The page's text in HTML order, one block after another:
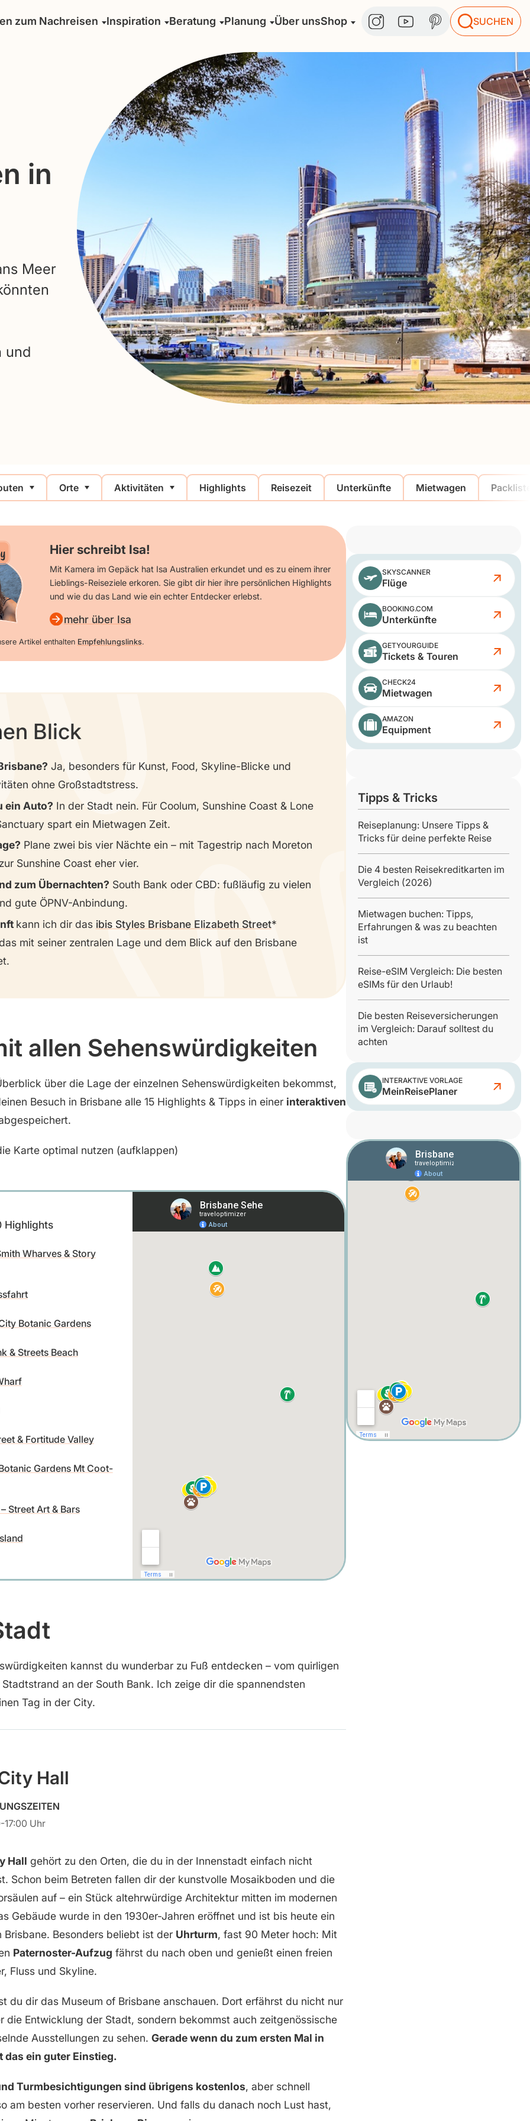
zum Nachreisen Inspiration Beratung Planung Über unsShop SUCHEN
in
Meer
und
Orte Aktivitäten Highlights Reisezeit Unterkünfte Mietwagen
Hier schreibt Isa!
Mit Kamera im Gepäck hat Isa Australien erkundet und es zu einem ihrer
Lieblings-Reiseziele erkoren. Sie gibt dir hier ihre persönlichen Highlights
und wie du das Land wie ein echter Entdecker erlebst.
mehr über Isa
Artikel enthalten Empfehlungslinks.
Blick
Ja, besonders für Kunst, Food, Skyline-Blicke und
ohne Großstadtstress.
ein Auto? In der Stadt nein. Für Coolum, Sunshine Coast & Lone
spart ein Mietwagen Zeit.
Plane zwei bis vier Nächte ein – mit Tagestrip nach Moreton
Sunshine Coast eher vier.
zum Übernachten? South Bank oder CBD: fußläufig zu vielen
gute ÖPNV-Anbindung.
kann ich dir das ibis Styles Brisbane Elizabeth Street
mit seiner zentralen Lage und dem Blick auf den Brisbane
allen Sehenswürdigkeiten
über die Lage der einzelnen Sehenswürdigkeiten bekommst,
Besuch in Brisbane alle 15 Highlights & Tipps in einer interaktiven
Karte optimal nutzen (aufklappen)
Highlights
Wharves & Story
Botanic Gardens
& Streets Beach
& Fortitude Valley
Gardens Mt Coot-
Street Art & Bars
kannst du wunderbar zu Fuß entdecken – vom quirligen
an der South Bank. Ich zeige dir die spannendsten
Tag in der City.
Hall
17:00 Uhr
Hall gehört zu den Orten, die du in der Innenstadt einfach nicht
Schon beim Betreten fallen dir der kunstvolle Mosaikboden und die
auf – ein Stück altehrwürdige Architektur mitten im modernen
Gebäude wurde in den 1930er-Jahren eröffnet und ist bis heute ein
Brisbane. Besonders beliebt ist der Uhrturm, fast 90 Meter hoch: Mit
Paternoster-Aufzug fährst du nach oben und genießt einen freien
Fluss und Skyline.
du dir das Museum of Brisbane anschauen. Dort erfährst du nicht nur
die Entwicklung der Stadt, sondern bekommst auch zeitgenössische
Ausstellungen zu sehen. Gerade wenn du zum ersten Mal in
das ein guter Einstieg.
Turmbesichtigungen sind übrigens kostenlos, aber schnell
am besten vorher reservieren. Und falls du danach noch Lust hast,
SKYSCANNER
Flüge
BOOKING.COM
Unterkünfte
GETYOURGUIDE
Tickets & Touren
CHECK24
Mietwagen
AMAZON
Equipment
Tipps & Tricks
Reiseplanung: Unsere Tipps &
Tricks für deine perfekte Reise
Die 4 besten Reisekreditkarten im
Vergleich (2026)
Mietwagen buchen: Tipps,
Erfahrungen & was zu beachten
ist
Reise-eSIM Vergleich: Die besten
eSIMs für den Urlaub!
Die besten Reiseversicherungen
im Vergleich: Darauf solltest du
achten
INTERAKTIVE VORLAGE
MeinReisePlaner